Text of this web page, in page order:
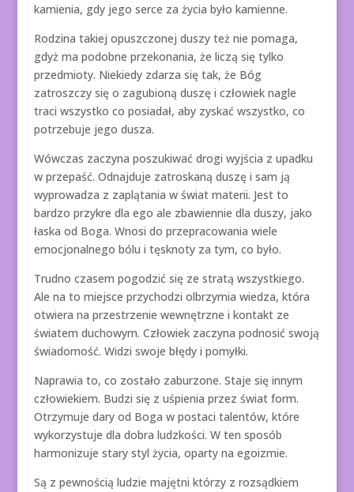
kamienia, gdy jego serce za życia było kamienne.
Rodzina takiej opuszczonej duszy też nie pomaga,
gdyż ma podobne przekonania, że liczą się tylko
przedmioty. Niekiedy zdarza się tak, że Bóg
zatroszczy się o zagubioną duszę i człowiek nagle
traci wszystko co posiadał, aby zyskać wszystko, co
potrzebuje jego dusza.
Wówczas zaczyna poszukiwać drogi wyjścia z upadku
w przepaść. Odnajduje zatroskaną duszę i sam ją
wyprowadza z zaplątania w świat materii. Jest to
bardzo przykre dla ego ale zbawiennie dla duszy, jako
łaska od Boga. Wnosi do przepracowania wiele
emocjonalnego bólu i tęsknoty za tym, co było.
Trudno czasem pogodzić się ze stratą wszystkiego.
Ale na to miejsce przychodzi olbrzymia wiedza, która
otwiera na przestrzenie wewnętrzne i kontakt ze
światem duchowym. Człowiek zaczyna podnosić swoją
świadomość. Widzi swoje błędy i pomyłki.
Naprawia to, co zostało zaburzone. Staje się innym
człowiekiem. Budzi się z uśpienia przez świat form.
Otrzymuje dary od Boga w postaci talentów, które
wykorzystuje dla dobra ludzkości. W ten sposób
harmonizuje stary styl życia, oparty na egoizmie.
Są z pewnością ludzie majętni którzy z rozsądkiem